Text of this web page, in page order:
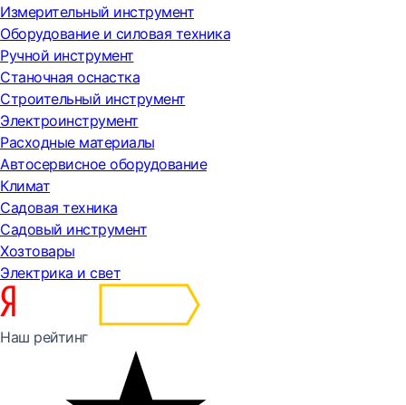
Измерительный инструмент
Оборудование и силовая техника
Ручной инструмент
Станочная оснастка
Строительный инструмент
Электроинструмент
Расходные материалы
Автосервисное оборудование
Климат
Садовая техника
Садовый инструмент
Хозтовары
Электрика и свет
Наш рейтинг